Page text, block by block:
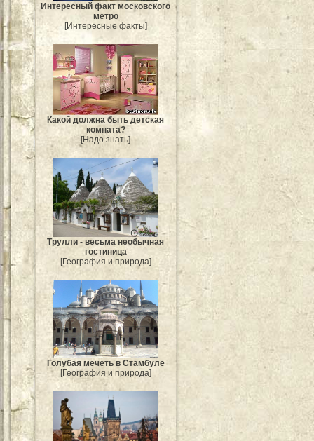
Интересный факт московского
метро
[Интересные факты]
Какой должна быть детская
комната?
[Надо знать]
Трулли - весьма необычная
гостиница
[География и природа]
Голубая мечеть в Стамбуле
[География и природа]